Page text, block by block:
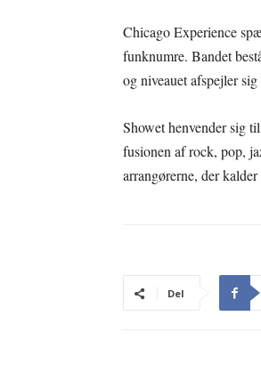
Chicago Experience
funknumre. Bandet
og niveauet afspejler
Showet henvender sig
fusionen af rock, pop,
arrangørerne, der
Del